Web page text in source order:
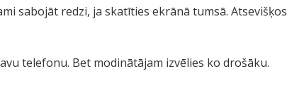
sabojāt redzi, ja skatīties ekrānā tumsā. Atsevišķos
telefonu. Bet modinātājam izvēlies ko drošāku.